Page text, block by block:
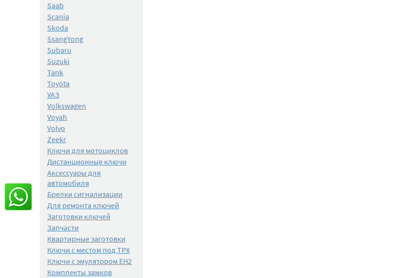
Saab
Scania
Skoda
SsangYong
Subaru
Suzuki
Tank
Toyota
УАЗ
Volkswagen
Voyah
Volvo
Zeekr
Ключи для мотоциклов
Дистанционные ключи
Аксессуары для
автомобиля
Брелки сигнализации
Для ремонта ключей
Заготовки ключей
Запчасти
Квартирные заготовки
Ключи с местом под TPX
Ключи с эмулятором EH2
Комплекты замков